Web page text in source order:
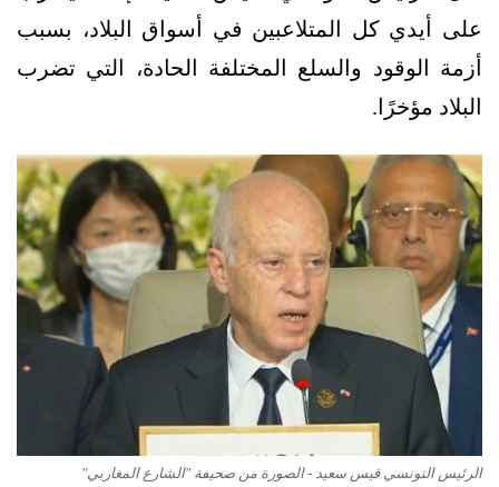
على أيدي كل المتلاعبين في أسواق البلاد، بسبب
أزمة الوقود والسلع المختلفة الحادة، التي تضرب
البلاد مؤخرًا.
الرئيس التونسي قيس سعيد - الصورة من صحيفة "الشارع المغاربي"